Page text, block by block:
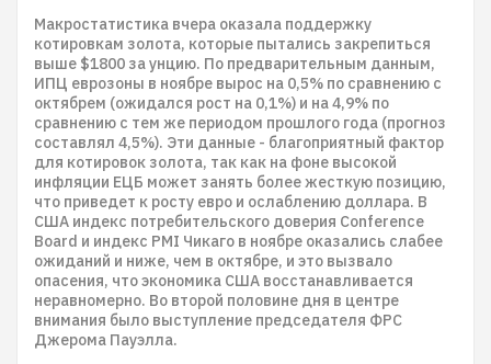
Макростатистика вчера оказала поддержку
котировкам золота, которые пытались закрепиться
выше $1800 за унцию. По предварительным данным,
ИПЦ еврозоны в ноябре вырос на 0,5% по сравнению с
октябрем (ожидался рост на 0,1%) и на 4,9% по
сравнению с тем же периодом прошлого года (прогноз
составлял 4,5%). Эти данные - благоприятный фактор
для котировок золота, так как на фоне высокой
инфляции ЕЦБ может занять более жесткую позицию,
что приведет к росту евро и ослаблению доллара. В
США индекс потребительского доверия Conference
Board и индекс PMI Чикаго в ноябре оказались слабее
ожиданий и ниже, чем в октябре, и это вызвало
опасения, что экономика США восстанавливается
неравномерно. Во второй половине дня в центре
внимания было выступление председателя ФРС
Джерома Пауэлла.